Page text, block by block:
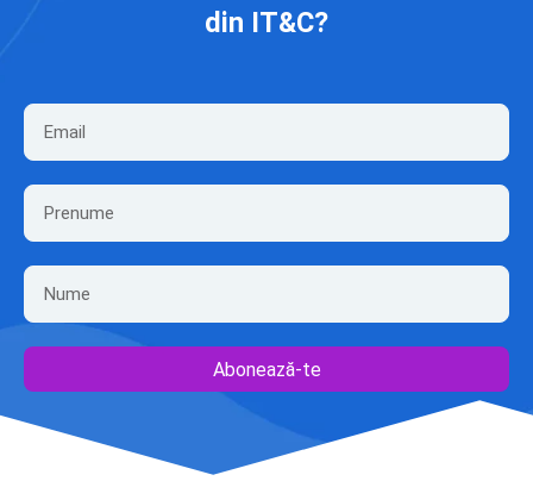
din IT&C?
Abonează-te